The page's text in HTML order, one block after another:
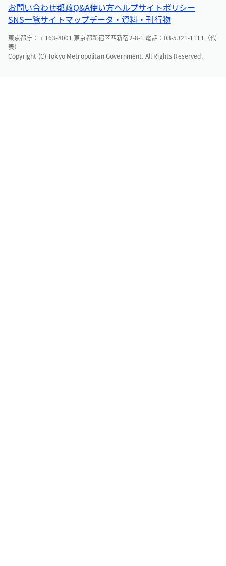
お問い合わせ都政Q&A使い方ヘルプサイトポリシー
SNS一覧サイトマップデータ・資料・刊行物
東京都庁：〒163-8001 東京都新宿区西新宿2-8-1 電話：03-5321-1111（代
表）
Copyright (C) Tokyo Metropolitan Government. All Rights Reserved.